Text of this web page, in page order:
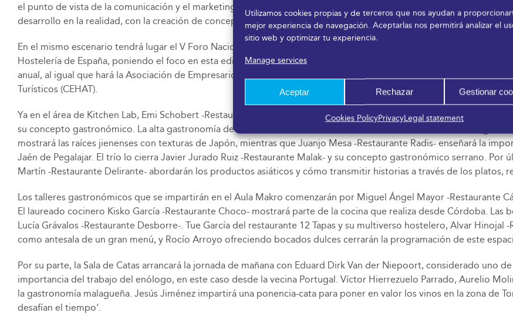
Utilizamos cookies propias y de terceros que nos ayudan a
mejor experiencia de navegación. Aceptarlas nos permitirá analizar el
sitio web y optimizar tu experiencia.
Manage services
Aceptar Rechazar Gestionar
Cookies PolicyPrivacyLegal statement
el punto de vista de la comunicación y el marketing, poniendo el foco en las redes sociales. Luis Galofre impartirá
desarrollo en la realidad, con la creación de conceptos gastronómicos que transforman la hospitalidad a nivel
En el mismo escenario tendrá lugar el V Foro Nacional de Hostelería organizado por la Federación de Empresarios
Hostelería de España, poniendo el foco en esta edición en el cliente. Además, la Asociación de Empresarios
anual, al igual que hará la Asociación de Empresarios de Playa de la Costa del Sol (Aeplayas) y el Comité Ejecutivo
Turísticos (CEHAT).
Ya en el área de Kitchen Lab, Emi Schobert -Restaurante Blossom- mostrará su cocina como nueva estrella
su concepto gastronómico. La alta gastronomía de Jaén se transmitirá a través de una triada de cocineros de gran
mostrará las raíces jienenses con texturas de Japón, mientras que Juanjo Mesa -Restaurante Radis- enseñará la
Jaén de Pegalajar. El trío lo cierra Javier Jurado Ruiz -Restaurante Malak- y su concepto gastronómico serrano. Por
Martín -Restaurante Delirante- abordarán los productos asiáticos y cómo transmitir historias a través de los platos,
Los talleres gastronómicos que se impartirán en el Aula Makro comenzarán por Miguel Ángel Mayor -Restaurante
El laureado cocinero Kisko García -Restaurante Choco- mostrará parte de la cocina que realiza desde Córdoba.
Lucía Grávalos -Restaurante Desborre-. Tue García del restaurante 12 Tapas y su multiverso hostelero, Alvar
como antesala de un gran menú, y Rocío Arroyo ofreciendo bocados dulces cerrarán la programación de este
Por su parte, la Sala de Catas arrancará la jornada de mañana con Eduard Dirk Van der Niepoort, considerado uno
importancia del trabajo del enólogo, en este caso desde la vecina Portugal. Víctor Hierrezuelo Parrado, Aurelio
la gastronomía malagueña. Jesús Jiménez impartirá una ponencia-cata para poner en valor los vinos en la zona de
desafían el tiempo’.